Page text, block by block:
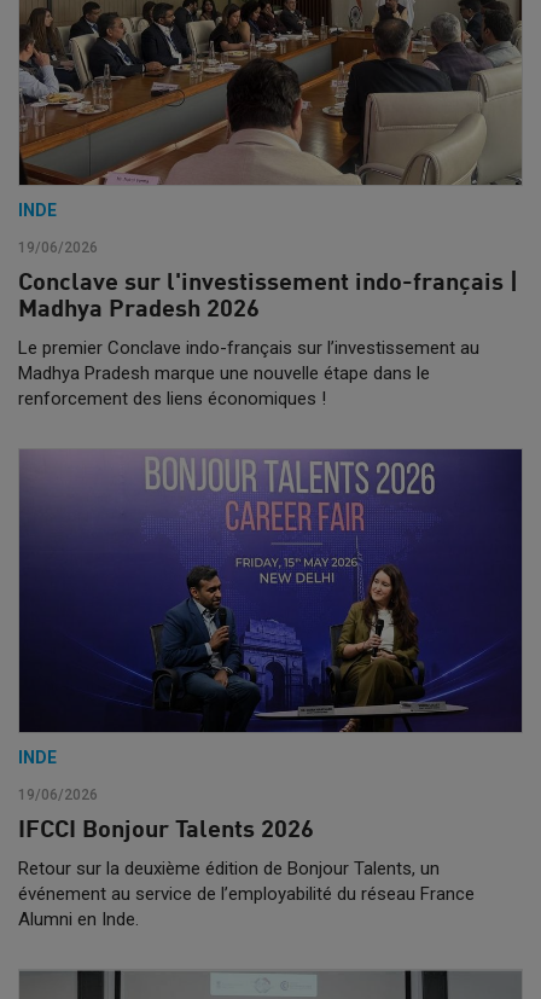
INDE
19/06/2026
Conclave sur l'investissement indo-français |
Madhya Pradesh 2026
Le premier Conclave indo-français sur l’investissement au
Madhya Pradesh marque une nouvelle étape dans le
renforcement des liens économiques !
INDE
19/06/2026
IFCCI Bonjour Talents 2026
Retour sur la deuxième édition de Bonjour Talents, un
événement au service de l’employabilité du réseau France
Alumni en Inde.